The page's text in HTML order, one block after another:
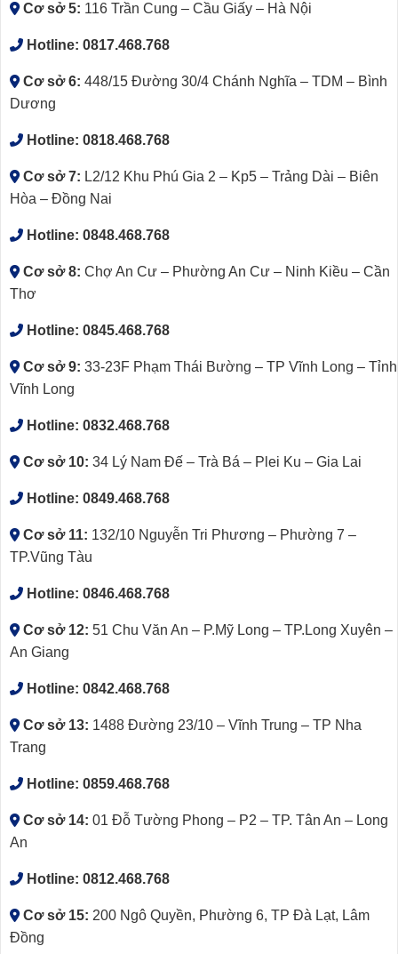
Cơ sở 5: 116 Trần Cung – Cầu Giấy – Hà Nội
Hotline: 0817.468.768
Cơ sở 6: 448/15 Đường 30/4 Chánh Nghĩa – TDM – Bình
Dương
Hotline: 0818.468.768
Cơ sở 7: L2/12 Khu Phú Gia 2 – Kp5 – Trảng Dài – Biên
Hòa – Đồng Nai
Hotline: 0848.468.768
Cơ sở 8: Chợ An Cư – Phường An Cư – Ninh Kiều – Cần
Thơ
Hotline: 0845.468.768
Cơ sở 9: 33-23F Phạm Thái Bường – TP Vĩnh Long – Tỉnh
Vĩnh Long
Hotline: 0832.468.768
Cơ sở 10: 34 Lý Nam Đế – Trà Bá – Plei Ku – Gia Lai
Hotline: 0849.468.768
Cơ sở 11: 132/10 Nguyễn Tri Phương – Phường 7 –
TP.Vũng Tàu
Hotline: 0846.468.768
Cơ sở 12: 51 Chu Văn An – P.Mỹ Long – TP.Long Xuyên –
An Giang
Hotline: 0842.468.768
Cơ sở 13: 1488 Đường 23/10 – Vĩnh Trung – TP Nha
Trang
Hotline: 0859.468.768
Cơ sở 14: 01 Đỗ Tường Phong – P2 – TP. Tân An – Long
An
Hotline: 0812.468.768
Cơ sở 15: 200 Ngô Quyền, Phường 6, TP Đà Lạt, Lâm
Đồng